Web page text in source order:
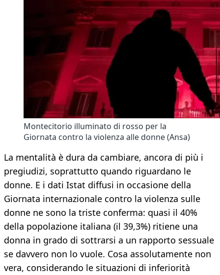
Montecitorio illuminato di rosso per la
Giornata contro la violenza alle donne (Ansa)
La mentalità è dura da cambiare, ancora di più i
pregiudizi, soprattutto quando riguardano le
donne. E i dati Istat diffusi in occasione della
Giornata internazionale contro la violenza sulle
donne ne sono la triste conferma: quasi il 40%
della popolazione italiana (il 39,3%) ritiene una
donna in grado di sottrarsi a un rapporto sessuale
se davvero non lo vuole. Cosa assolutamente non
vera, considerando le situazioni di inferiorità